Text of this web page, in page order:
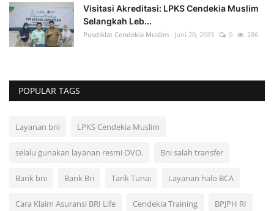
Visitasi Akreditasi: LPKS Cendekia Muslim
Selangkah Leb...
Pusdiklat Cendekia Muslim Juni 20, 2023 0 286
POPULAR TAGS
Layanan bni LPKS Cendekia Muslim
selalu gunakan layanan resmi OVO. Bni salah transfer
Bank bni Bank Bri Tarik Tunai Layanan halo BCA
Cara Klaim Asuransi BRI Life Cendekia Training BPJPH RI